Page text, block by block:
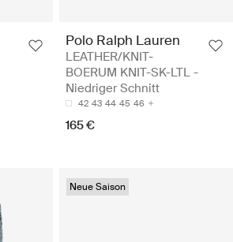
Polo Ralph Lauren
LEATHER/KNIT-
BOERUM KNIT-SK-LTL -
Niedriger Schnitt
42 43 44 45 46
165 €
Neue Saison